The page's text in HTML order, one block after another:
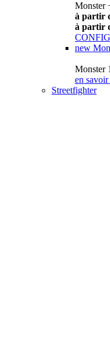
Monster
à partir
à partir
new
Monster
en
Streetfighter